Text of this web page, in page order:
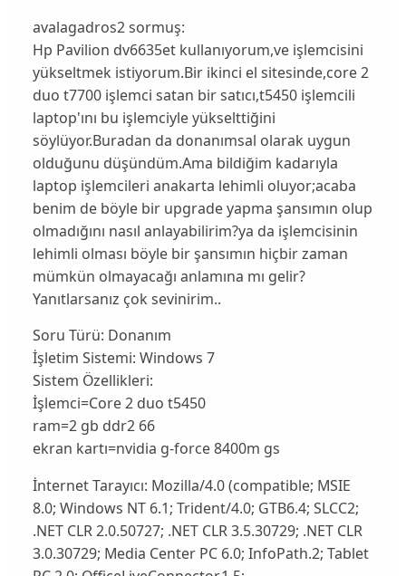
avalagadros2 sormuş:
Hp Pavilion dv6635et kullanıyorum,ve işlemcisini
yükseltmek istiyorum.Bir ikinci el sitesinde,core 2
duo t7700 işlemci satan bir satıcı,t5450 işlemcili
laptop'ını bu işlemciyle yükselttiğini
söylüyor.Buradan da donanımsal olarak uygun
olduğunu düşündüm.Ama bildiğim kadarıyla
laptop işlemcileri anakarta lehimli oluyor;acaba
benim de böyle bir upgrade yapma şansımın olup
olmadığını nasıl anlayabilirim?ya da işlemcisinin
lehimli olması böyle bir şansımın hiçbir zaman
mümkün olmayacağı anlamına mı gelir?
Yanıtlarsanız çok sevinirim..
Soru Türü: Donanım
İşletim Sistemi: Windows 7
Sistem Özellikleri:
İşlemci=Core 2 duo t5450
ram=2 gb ddr2 66
ekran kartı=nvidia g-force 8400m gs
İnternet Tarayıcı: Mozilla/4.0 (compatible; MSIE
8.0; Windows NT 6.1; Trident/4.0; GTB6.4; SLCC2;
.NET CLR 2.0.50727; .NET CLR 3.5.30729; .NET CLR
3.0.30729; Media Center PC 6.0; InfoPath.2; Tablet